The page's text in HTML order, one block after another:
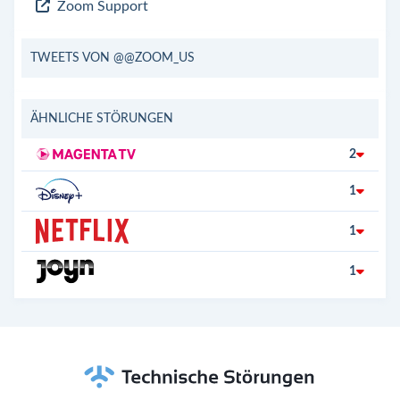
Zoom Support
TWEETS VON @@ZOOM_US
ÄHNLICHE STÖRUNGEN
2
1
1
1